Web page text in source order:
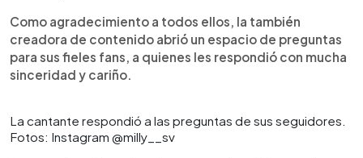
Como agradecimiento a todos ellos, la también
creadora de contenido abrió un espacio de preguntas
para sus fieles fans, a quienes les respondió con mucha
sinceridad y cariño.
La cantante respondió a las preguntas de sus seguidores.
Fotos: Instagram @milly__sv